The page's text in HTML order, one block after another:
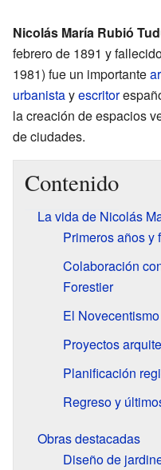
Nicolás María Rubió
febrero de 1891 y
1981) fue un importante
urbanistayescritor
la creación de espacios
de ciudades.
Contenido
La vida de Nicolás
Primeros años y
Colaboración
Forestier
El
Proyectos
Planificación
Regreso y
Obras destacadas
Diseño de